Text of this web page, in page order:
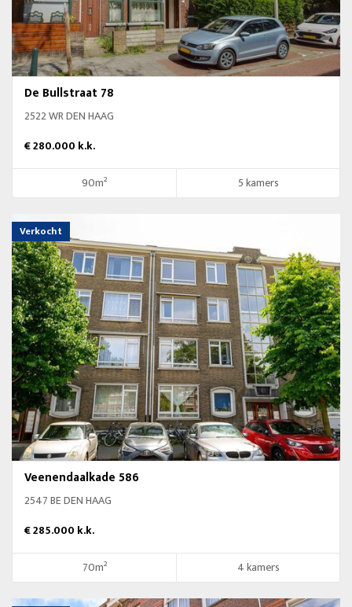
De Bullstraat 78
2522 WR DEN HAAG
€ 280.000 k.k.
90m² 5 kamers
Verkocht
Veenendaalkade 586
2547 BE DEN HAAG
€ 285.000 k.k.
70m² 4 kamers